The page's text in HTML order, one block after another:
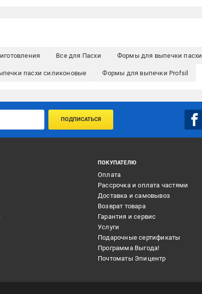
Все для Пасхи Формы для выпечки пасхи
пасхи силиконовые Формы для выпечки Profsil
ПОДПИСАТЬСЯ
ПОКУПАТЕЛЮ
Оплата
Рассрочка и оплата частями
Доставка и самовывоз
Возврат товара
Гарантия и сервис
Услуги
Подарочные сертификаты
Программа Выгода!
Почтоматы Эпицентр